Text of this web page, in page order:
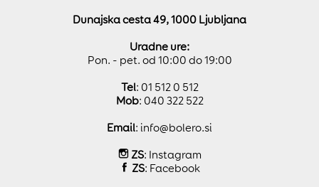
Dunajska cesta 49, 1000 Ljubljana
Uradne ure:
Pon. - pet. od 10:00 do 19:00
Tel: 01 512 0 512
Mob: 040 322 522
Email: info@bolero.si
ZS: Instagram
ZS: Facebook